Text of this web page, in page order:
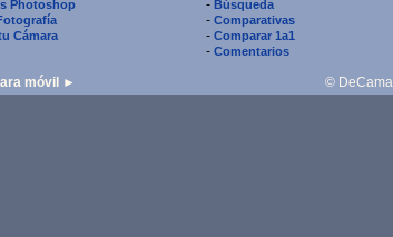
Photoshop
Cámara
- Búsqueda
- Comparativas
- Comparar 1a1
- Comentarios
móvil ► ©